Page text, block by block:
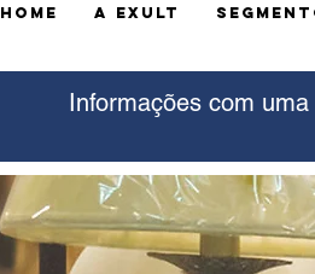
HOME A EXULT
Informações com